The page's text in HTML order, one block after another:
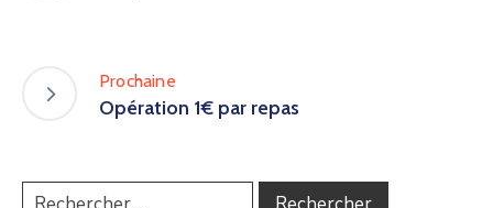
Prochaine
Opération 1€ par repas